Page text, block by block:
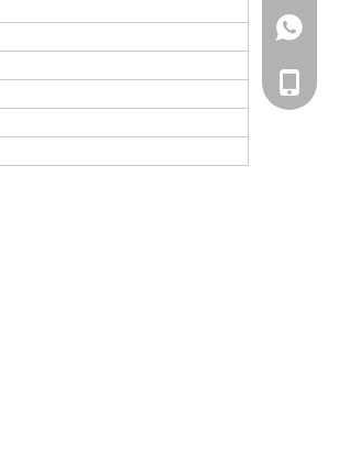
+86 15867220571
+86-